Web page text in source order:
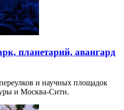
планетарий, авангард
и научных площадок
и Москва-Сити.